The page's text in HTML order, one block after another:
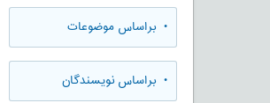
• براساس موضوعات
• براساس نویسندگان